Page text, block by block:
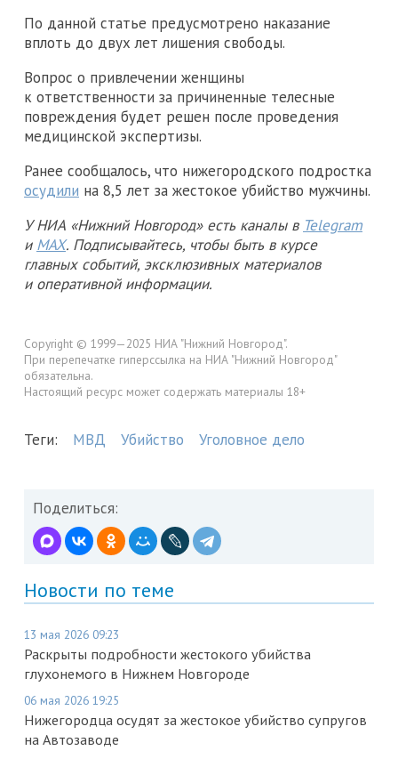
По данной статье предусмотрено наказание
вплоть до двух лет лишения свободы.
Вопрос о привлечении женщины
к ответственности за причиненные телесные
повреждения будет решен после проведения
медицинской экспертизы.
Ранее сообщалось, что нижегородского подростка
осудили на 8,5 лет за жестокое убийство мужчины.
У НИА «Нижний Новгород» есть каналы в Telegram
и MAX. Подписывайтесь, чтобы быть в курсе
главных событий, эксклюзивных материалов
и оперативной информации.
Copyright © 1999—2025 НИА "Нижний Новгород".
При перепечатке гиперссылка на НИА "Нижний Новгород"
обязательна.
Настоящий ресурс может содержать материалы 18+
Теги: МВД Убийство Уголовное дело
Поделиться:
Новости по теме
13 мая 2026 09:23
Раскрыты подробности жестокого убийства
глухонемого в Нижнем Новгороде
06 мая 2026 19:25
Нижегородца осудят за жестокое убийство супругов
на Автозаводе